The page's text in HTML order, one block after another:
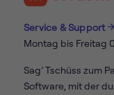
Service & Support
Montag bis Freitag
Sag’ Tschüss zum
Software, mit der